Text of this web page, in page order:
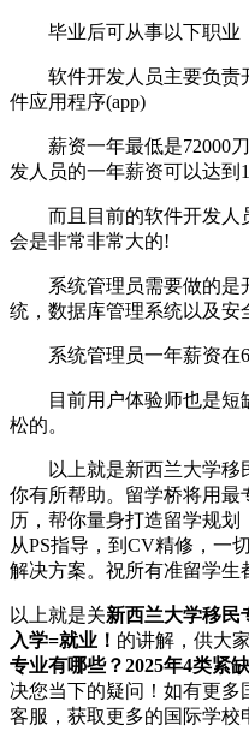
毕业后可从事以下职业
软件开发人员主要负责
件应用程序(app)
薪资一年最低是72000刀;
发人员的一年薪资可以达到
而且目前的软件开发人
会是非常非常大的!
系统管理员需要做的是
统，数据库管理系统以及安
系统管理员一年薪资在
目前用户体验师也是短
松的。
以上就是新西兰大学移
你有所帮助。留学桥将用
历，帮你量身打造留学规划
从PS指导，到CV精修，一
解决方案。祝所有准留学生
以上就是关新西兰大学移民
入学=就业！ 的讲解，供大
专业有哪些？2025年4类紧
决您当下的疑问！如有更多
客服 ，获取更多的国际学校